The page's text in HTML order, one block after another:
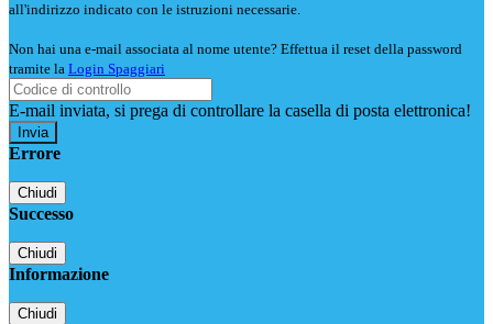
all'indirizzo indicato con le istruzioni necessarie.
Non hai una e-mail associata al nome utente? Effettua il reset della password
tramite la Login Spaggiari
E-mail inviata, si prega di controllare la casella di posta elettronica!
Errore
Chiudi
Successo
Chiudi
Informazione
Chiudi